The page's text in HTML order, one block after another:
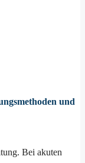
und
Bei akuten